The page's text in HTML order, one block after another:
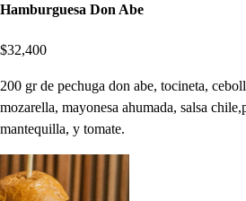
Hamburguesa Don Abe
$32,400
200 gr de pechuga don abe, tocineta,
mozarella, mayonesa ahumada, salsa
mantequilla, y tomate.